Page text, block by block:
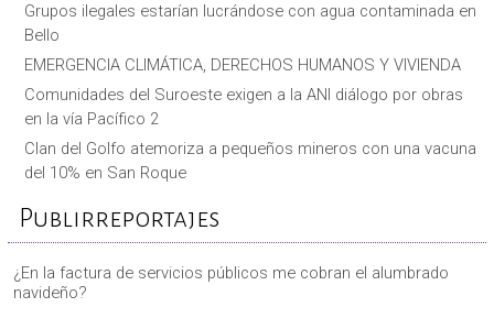
Grupos ilegales estarían lucrándose con agua contaminada en
Bello
EMERGENCIA CLIMÁTICA, DERECHOS HUMANOS Y VIVIENDA
Comunidades del Suroeste exigen a la ANI diálogo por obras
en la vía Pacífico 2
Clan del Golfo atemoriza a pequeños mineros con una vacuna
del 10% en San Roque
Publirreportajes
¿En la factura de servicios públicos me cobran el alumbrado
navideño?